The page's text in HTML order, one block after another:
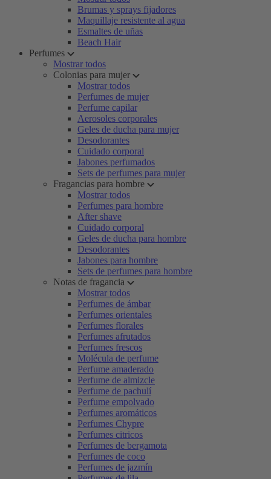
Brumas y sprays fijadores
Maquillaje resistente al agua
Esmaltes de uñas
Beach Hair
Perfumes
Mostrar todos
Colonias para mujer
Mostrar todos
Perfumes de mujer
Perfume capilar
Aerosoles corporales
Geles de ducha para mujer
Desodorantes
Cuidado corporal
Jabones perfumados
Sets de perfumes para mujer
Fragancias para hombre
Mostrar todos
Perfumes para hombre
After shave
Cuidado corporal
Geles de ducha para hombre
Desodorantes
Jabones para hombre
Sets de perfumes para hombre
Notas de fragancia
Mostrar todos
Perfumes de ámbar
Perfumes orientales
Perfumes florales
Perfumes afrutados
Perfumes frescos
Molécula de perfume
Perfume amaderado
Perfume de almizcle
Perfume de pachulí
Perfume empolvado
Perfumes aromáticos
Perfumes Chypre
Perfumes citricos
Perfumes de bergamota
Perfumes de coco
Perfumes de jazmín